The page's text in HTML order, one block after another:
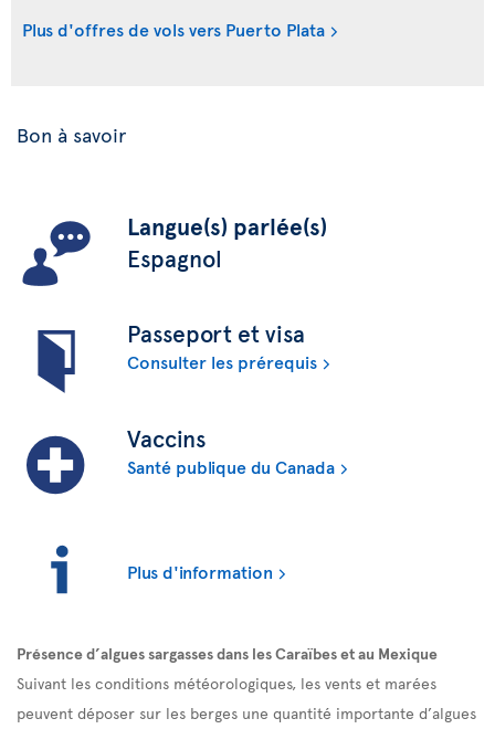
Plus d'offres de vols vers Puerto Plata
Bon à savoir
Langue(s) parlée(s)
Espagnol
Passeport et visa
Consulter les prérequis
Vaccins
Santé publique du Canada
Plus d'information
Présence d’algues sargasses dans les Caraïbes et au Mexique
Suivant les conditions météorologiques, les vents et marées
peuvent déposer sur les berges une quantité importante d’algues